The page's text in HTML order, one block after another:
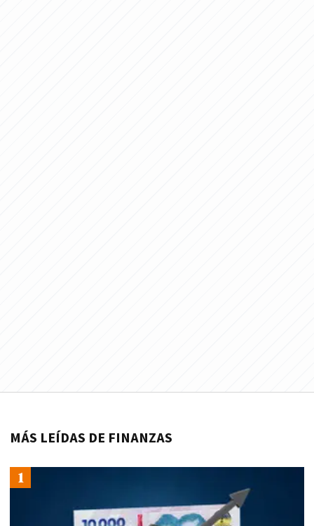
MÁS LEÍDAS DE FINANZAS